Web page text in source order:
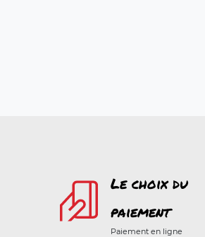
Le choix du
paiement
Paiement en ligne